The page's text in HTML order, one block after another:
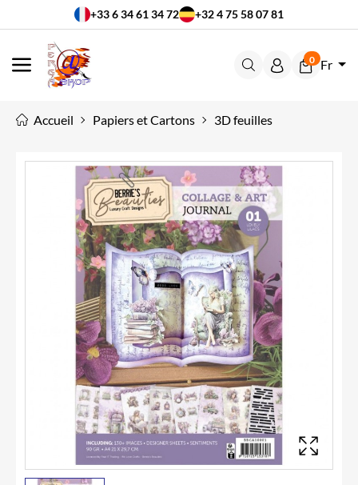
+33 6 34 61 34 72 +32 4 75 58 07 81
MENU
0 Fr
Accueil Papiers et Cartons 3D feuilles